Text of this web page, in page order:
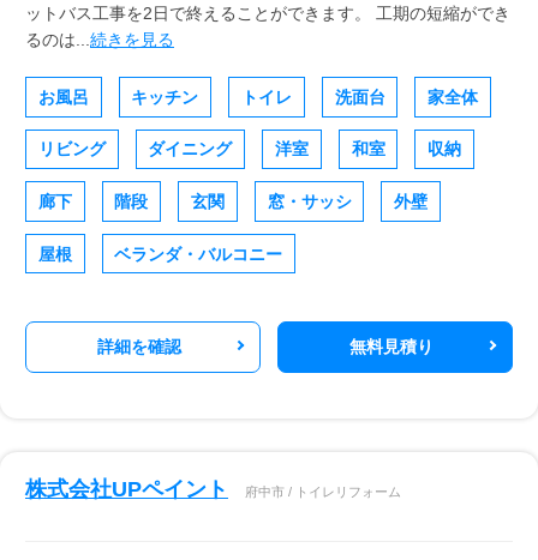
ットバス工事を2日で終えることができます。 工期の短縮ができ
るのは...続きを見る
お風呂 キッチン トイレ 洗面台 家全体
リビング ダイニング 洋室 和室 収納
廊下 階段 玄関 窓・サッシ 外壁
屋根 ベランダ・バルコニー
詳細を確認 無料見積り
株式会社UPペイント 府中市 / トイレリフォーム